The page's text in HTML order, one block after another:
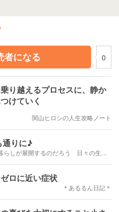
者になる
0
り越えるプロセスに、静か
けていく
関山ヒロシの人生攻略ノート
通りに♪
ロに近い症状
＊あるるん日記＊